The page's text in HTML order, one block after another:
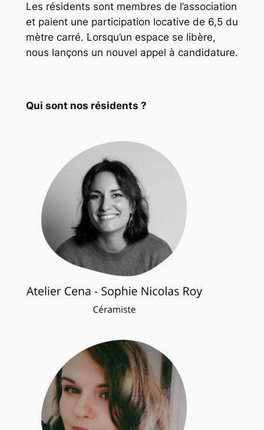
Les résidents sont membres de l’association
et paient une participation locative de 6,5 du
mètre carré. Lorsqu’un espace se libère,
nous lançons un nouvel appel à candidature.
Qui sont nos résidents ?